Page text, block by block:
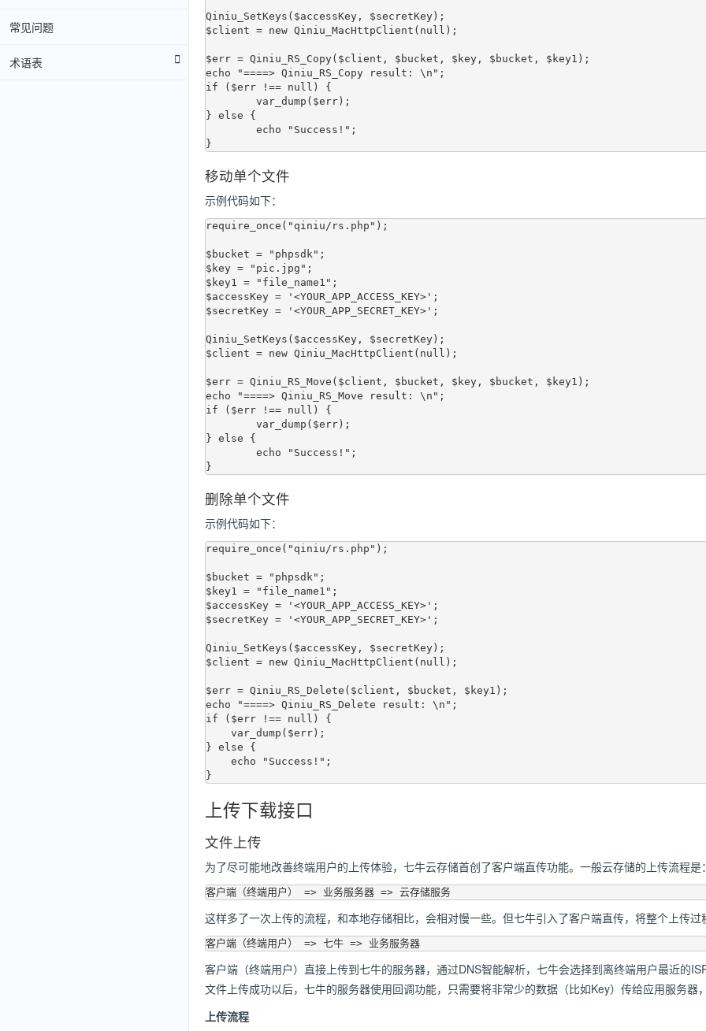
常见问题
术语表
Qiniu_SetKeys($accessKey, $secretKey);
$client = new Qiniu_MacHttpClient(null);
$err = Qiniu_RS_Copy($client, $bucket, $key, $bucket, $key1);
echo "====> Qiniu_RS_Copy result: \n";
if ($err !== null) {
} else {
移动单个文件
示例代码如下：
require_once("qiniu/rs.php");
$bucket = "phpsdk";
$key = "pic.jpg";
$key1 = "file_name1";
$accessKey = '<YOUR_APP_ACCESS_KEY>';
$secretKey = '<YOUR_APP_SECRET_KEY>';
Qiniu_SetKeys($accessKey, $secretKey);
$client = new Qiniu_MacHttpClient(null);
$err = Qiniu_RS_Move($client, $bucket, $key, $bucket, $key1);
echo "====> Qiniu_RS_Move result: \n";
if ($err !== null) {
} else {
删除单个文件
示例代码如下：
require_once("qiniu/rs.php");
$bucket = "phpsdk";
$key1 = "file_name1";
$accessKey = '<YOUR_APP_ACCESS_KEY>';
$secretKey = '<YOUR_APP_SECRET_KEY>';
Qiniu_SetKeys($accessKey, $secretKey);
$client = new Qiniu_MacHttpClient(null);
$err = Qiniu_RS_Delete($client, $bucket, $key1);
echo "====> Qiniu_RS_Delete result: \n";
if ($err !== null) {
} else {
上传下载接口
文件上传
为了尽可能地改善终端用户的上传体验，七牛云存储首创了客户端直传功能。一般云存储的上传流程是
这样多了一次上传的流程，和本地存储相比，会相对慢一些。但七牛引入了客户端直传，将整个上传过
客户端（终端用户）直接上传到七牛的服务器，通过DNS智能解析，七牛会选择到离终端用户最近的
文件上传成功以后，七牛的服务器使用回调功能，只需要将非常少的数据（比如Key）传给应用服务器
上传流程